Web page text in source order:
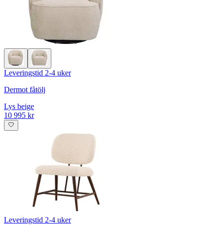
Leveringstid 2-4 uker
Dermot fåtölj
Lys beige
10 995 kr
Leveringstid 2-4 uker